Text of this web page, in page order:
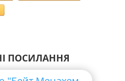
ПОСИЛАННЯ